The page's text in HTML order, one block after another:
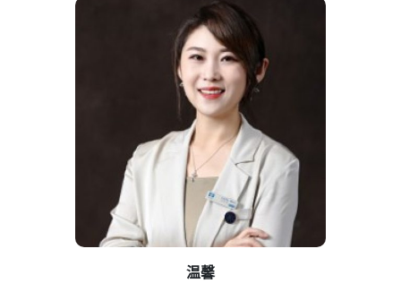
温馨